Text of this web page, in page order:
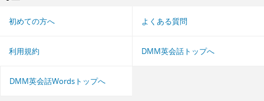
初めての方へ よくある質問
利用規約 DMM英会話トップへ
DMM英会話Wordsトップへ